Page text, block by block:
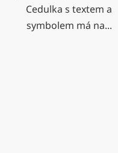
Cedulka s textem a
symbolem má na...